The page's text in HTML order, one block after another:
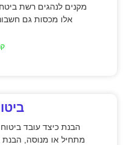
מקנים לנהגים רשת
אלו מכסות גם
הבנת כיצד עובד
מתחיל או מנוסה, הבנת